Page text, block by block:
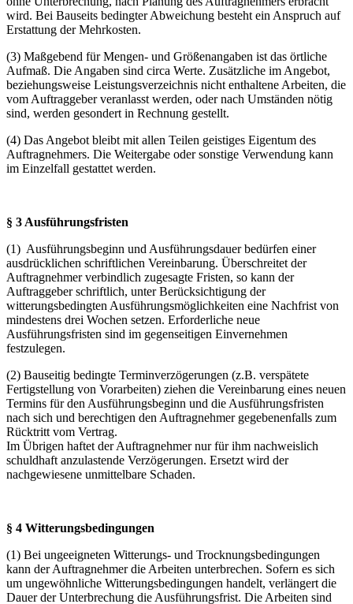
wird. Bei Bauseits bedingter Abweichung besteht ein Anspruch auf
Erstattung der Mehrkosten.
(3) Maßgebend für Mengen- und Größenangaben ist das örtliche
Aufmaß. Die Angaben sind circa Werte. Zusätzliche im Angebot,
beziehungsweise Leistungsverzeichnis nicht enthaltene Arbeiten, die
vom Auftraggeber veranlasst werden, oder nach Umständen nötig
sind, werden gesondert in Rechnung gestellt.
(4) Das Angebot bleibt mit allen Teilen geistiges Eigentum des
Auftragnehmers. Die Weitergabe oder sonstige Verwendung kann
im Einzelfall gestattet werden.
§ 3 Ausführungsfristen
(1) Ausführungsbeginn und Ausführungsdauer bedürfen einer
ausdrücklichen schriftlichen Vereinbarung. Überschreitet der
Auftragnehmer verbindlich zugesagte Fristen, so kann der
Auftraggeber schriftlich, unter Berücksichtigung der
witterungsbedingten Ausführungsmöglichkeiten eine Nachfrist von
mindestens drei Wochen setzen. Erforderliche neue
Ausführungsfristen sind im gegenseitigen Einvernehmen
festzulegen.
(2) Bauseitig bedingte Terminverzögerungen (z.B. verspätete
Fertigstellung von Vorarbeiten) ziehen die Vereinbarung eines neuen
Termins für den Ausführungsbeginn und die Ausführungsfristen
nach sich und berechtigen den Auftragnehmer gegebenenfalls zum
Rücktritt vom Vertrag.
Im Übrigen haftet der Auftragnehmer nur für ihm nachweislich
schuldhaft anzulastende Verzögerungen. Ersetzt wird der
nachgewiesene unmittelbare Schaden.
§ 4 Witterungsbedingungen
(1) Bei ungeeigneten Witterungs- und Trocknungsbedingungen
kann der Auftragnehmer die Arbeiten unterbrechen. Sofern es sich
um ungewöhnliche Witterungsbedingungen handelt, verlängert die
Dauer der Unterbrechung die Ausführungsfrist. Die Arbeiten sind